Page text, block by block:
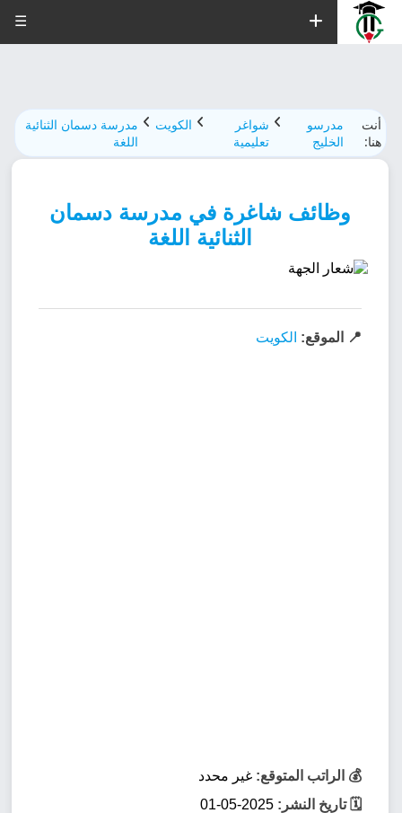
☰
أنت
هنا:
مدرسو
الخليج
شواغر
تعليمية
الكويت
مدرسة دسمان الثنائية
اللغة
وظائف شاغرة في مدرسة دسمان
الثنائية اللغة
📍 الموقع: الكويت
💰 الراتب المتوقع: غير محدد
🗓️ تاريخ النشر: